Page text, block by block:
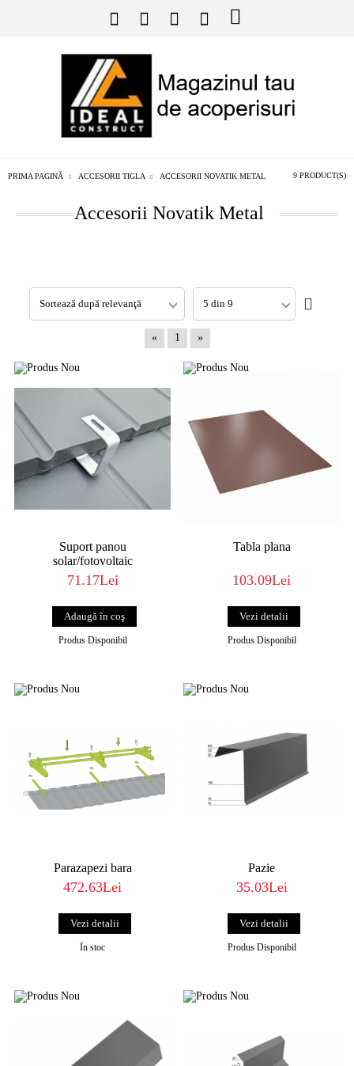
PRIMA PAGINĂ ACCESORII TIGLA ACCESORII NOVATIK METAL 9 PRODUCT(S)
Accesorii Novatik Metal
« 1 »
Suport panou
solar/fotovoltaic
71.17Lei
Produs Disponibil
Tabla plana
103.09Lei
Vezi detalii
Produs Disponibil
Parazapezi bara
472.63Lei
Vezi detalii
În stoc
Pazie
35.03Lei
Vezi detalii
Produs Disponibil